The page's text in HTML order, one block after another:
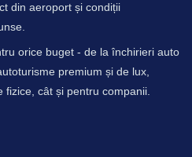
din aeroport și condiții
orice buget - de la închirieri auto
premium și de lux,
cât și pentru companii.